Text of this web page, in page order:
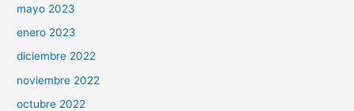
mayo 2023
enero 2023
diciembre 2022
noviembre 2022
octubre 2022